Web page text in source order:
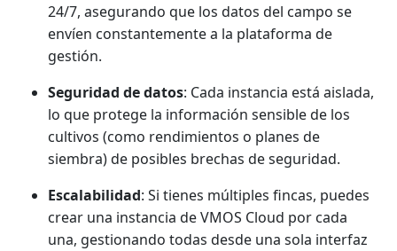
24/7, asegurando que los datos del campo se
envíen constantemente a la plataforma de
gestión.
Seguridad de datos: Cada instancia está aislada,
lo que protege la información sensible de los
cultivos (como rendimientos o planes de
siembra) de posibles brechas de seguridad.
Escalabilidad: Si tienes múltiples fincas, puedes
crear una instancia de VMOS Cloud por cada
una, gestionando todas desde una sola interfaz